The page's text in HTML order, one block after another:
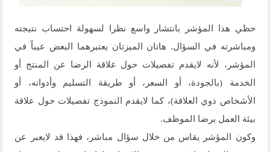
حظي هذا المؤشر بانتشار واسع نظرا لسهولة احتساب نتيجته
ومباشرته في السؤال. هاتان الميزتان يعتبرهما البعض عيباً في
المؤشر، لأنه لايقدم تفصيلات حول علاقة الرضا عن المنتج أو
الخدمة (بالجودة، أو السعر، أو طريقة التسليم وأدواته، أو
الأشخاص ذوي العلاقة)، كما لايقدم النموذج تفصيلات حول علاقة
بيئة العمل برضا الموظف.
وكون المؤشر يقاس من خلال سؤال مباشر، فهذا قد لايعبر عن